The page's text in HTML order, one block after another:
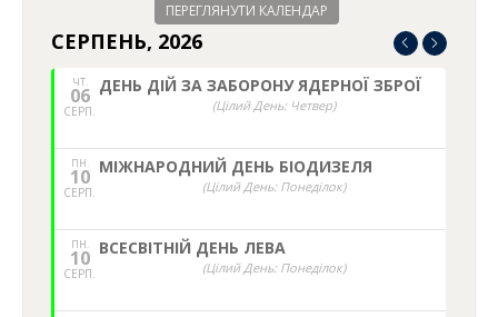
ПЕРЕГЛЯНУТИ КАЛЕНДАР
СЕРПЕНЬ, 2026
ЧТ.
06
СЕРП.
ДЕНЬ ДІЙ ЗА ЗАБОРОНУ ЯДЕРНОЇ ЗБРОЇ
(Цілий День: Четвер)
ПН.
10
СЕРП.
МІЖНАРОДНИЙ ДЕНЬ БІОДИЗЕЛЯ
(Цілий День: Понеділок)
ПН.
10
СЕРП.
ВСЕСВІТНІЙ ДЕНЬ ЛЕВА
(Цілий День: Понеділок)